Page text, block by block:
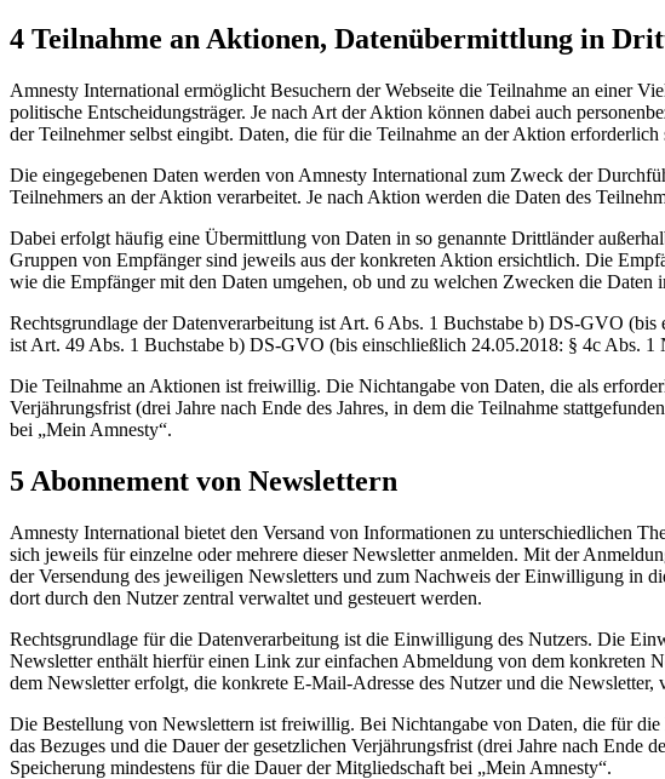
4 Teilnahme an Aktionen, Datenübermittlung in
Amnesty International ermöglicht Besuchern der Webseite die Teilnahme an einer
politische Entscheidungsträger. Je nach Art der Aktion können dabei auch
der Teilnehmer selbst eingibt. Daten, die für die Teilnahme an der Aktion
Die eingegebenen Daten werden von Amnesty International zum Zweck der
Teilnehmers an der Aktion verarbeitet. Je nach Aktion werden die Daten des
Dabei erfolgt häufig eine Übermittlung von Daten in so genannte Drittländer
Gruppen von Empfänger sind jeweils aus der konkreten Aktion ersichtlich. Die
wie die Empfänger mit den Daten umgehen, ob und zu welchen Zwecken die Daten
Rechtsgrundlage der Datenverarbeitung ist Art. 6 Abs. 1 Buchstabe b) DS-GVO
ist Art. 49 Abs. 1 Buchstabe b) DS-GVO (bis einschließlich 24.05.2018: § 4c Abs. 1
Die Teilnahme an Aktionen ist freiwillig. Die Nichtangabe von Daten, die als
Verjährungsfrist (drei Jahre nach Ende des Jahres, in dem die Teilnahme
bei „Mein Amnesty“.
5 Abonnement von Newslettern
Amnesty International bietet den Versand von Informationen zu unterschiedlichen
sich jeweils für einzelne oder mehrere dieser Newsletter anmelden. Mit der
der Versendung des jeweiligen Newsletters und zum Nachweis der Einwilligung in
dort durch den Nutzer zentral verwaltet und gesteuert werden.
Rechtsgrundlage für die Datenverarbeitung ist die Einwilligung des Nutzers. Die
Newsletter enthält hierfür einen Link zur einfachen Abmeldung von dem
dem Newsletter erfolgt, die konkrete E-Mail-Adresse des Nutzer und die Newsletter,
Die Bestellung von Newslettern ist freiwillig. Bei Nichtangabe von Daten, die für
das Bezuges und die Dauer der gesetzlichen Verjährungsfrist (drei Jahre nach
Speicherung mindestens für die Dauer der Mitgliedschaft bei „Mein Amnesty“.